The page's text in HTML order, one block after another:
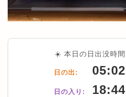
☀️ 本日の日出没時間
日の出: 05:02
日の入り: 18:44